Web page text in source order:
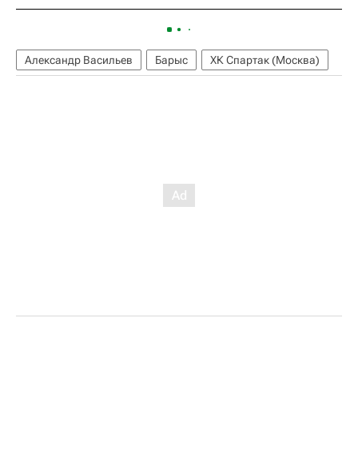
Александр Васильев Барыс ХК Спартак (Москва)